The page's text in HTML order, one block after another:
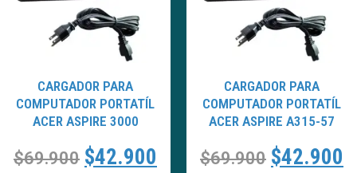
CARGADOR PARA
COMPUTADOR PORTATÍL
ACER ASPIRE 3000
$69.900 $42.900
CARGADOR PARA
COMPUTADOR PORTATÍL
ACER ASPIRE A315-57
$69.900 $42.900